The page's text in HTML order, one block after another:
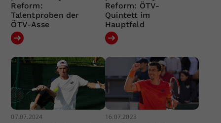
Reform:
Talentproben der
ÖTV-Asse
Reform: ÖTV-
Quintett im
Hauptfeld
07.07.2024 16.07.2023